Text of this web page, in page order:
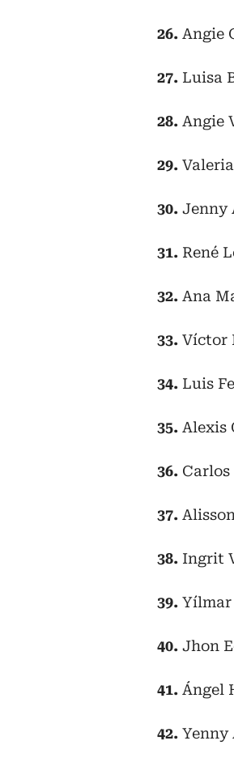
26. Angie
27. Luisa
28. Angie
29.
30. Jenny
31. René
32. Ana
33. Víctor
34. Luis
35. Alexis
36.
37.
38. Ingrit
39. Yílmar
40. Jhon
41. Ángel
42. Yenny